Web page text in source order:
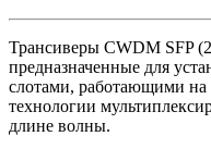
Трансиверы CWDM SFP
предназначенные для
слотами, работающими на
технологии
длине волны.